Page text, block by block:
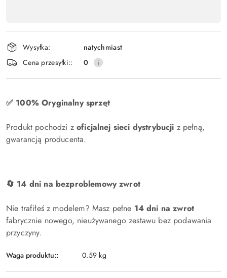
,
płatność
i
dostawa
Wysyłka:
natychmiast
Cena przesyłki::
0
✅ 100% Oryginalny sprzęt
Produkt pochodzi zoficjalnej sieci dystrybucji z pełną,
gwarancją producenta.
🔄 14 dni na bezproblemowy zwrot
Nie trafiłeś z modelem? Masz pełne 14 dni na zwrot
fabrycznie nowego, nieużywanego zestawu bez podawania
przyczyny.
Waga produktu:: 0.59 kg